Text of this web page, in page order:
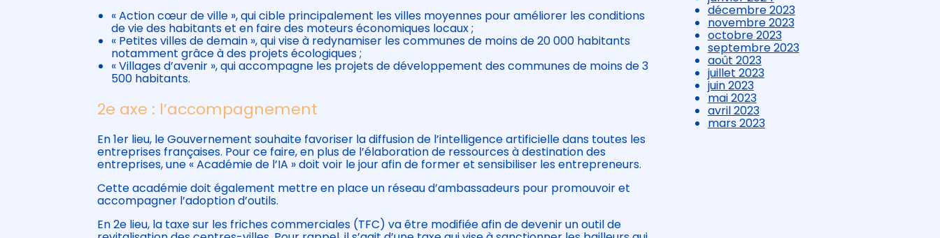
« Action cœur de ville », qui cible principalement les villes moyennes pour améliorer les conditions
de vie des habitants et en faire des moteurs économiques locaux ;
« Petites villes de demain », qui vise à redynamiser les communes de moins de 20 000 habitants
notamment grâce à des projets écologiques ;
« Villages d’avenir », qui accompagne les projets de développement des communes de moins de 3
500 habitants.
2e axe : l’accompagnement
En 1er lieu, le Gouvernement souhaite favoriser la diffusion de l’intelligence artificielle dans toutes les
entreprises françaises. Pour ce faire, en plus de l’élaboration de ressources à destination des
entreprises, une « Académie de l’IA » doit voir le jour afin de former et sensibiliser les entrepreneurs.
Cette académie doit également mettre en place un réseau d’ambassadeurs pour promouvoir et
accompagner l’adoption d’outils.
En 2e lieu, la taxe sur les friches commerciales (TFC) va être modifiée afin de devenir un outil de
décembre 2023
novembre 2023
octobre 2023
septembre 2023
août 2023
juillet 2023
juin 2023
mai 2023
avril 2023
mars 2023